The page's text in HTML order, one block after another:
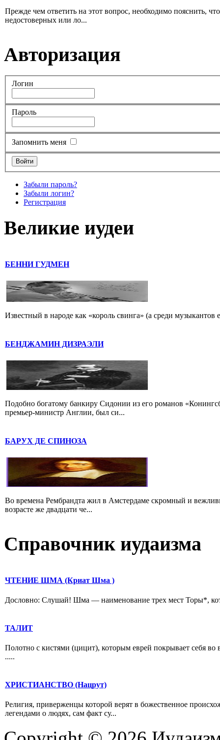
Прежде чем ответить на этот вопрос, необходимо пояснить,
недостоверных или ло...
Авторизация
Логин
Пароль
Запомнить меня
Забыли пароль?
Забыли логин?
Регистрация
Великие иудеи
БЕННИ ГУДМЕН
Известный в народе как «король свинга» (а среди
БЕНДЖАМИН ДИЗРАЭЛИ
Подобно богатому банкиру Сидонии из его романов
премьер-министр Англии, был си...
БАРУХ ДЕ СПИНОЗА
Во времена Рембрандта жил в Амстердаме скромный и
возрасте же двадцати че...
Справочник иудаизма
ЧТЕНИЕ ШМА (Криат Шма )
Дословно: Слушай! Шма — наименование трех мест Торы*,
ТАЛИТ
Полотно с кистями (цицит), которым еврей покрывает себя
.....
ХРИСТИАНСТВО (Нацрут)
Религия, приверженцы которой верят в божественное
легендами о людях, сам факт су...